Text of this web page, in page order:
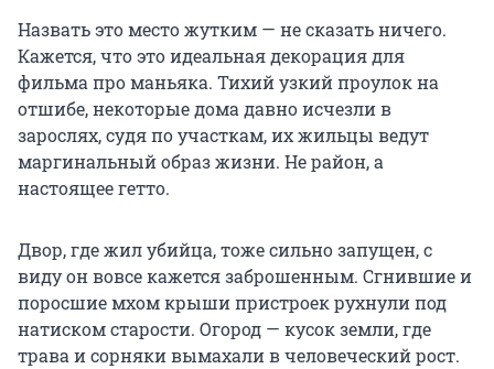
Назвать это место жутким — не сказать ничего.
Кажется, что это идеальная декорация для
фильма про маньяка. Тихий узкий проулок на
отшибе, некоторые дома давно исчезли в
зарослях, судя по участкам, их жильцы ведут
маргинальный образ жизни. Не район, а
настоящее гетто.
Двор, где жил убийца, тоже сильно запущен, с
виду он вовсе кажется заброшенным. Сгнившие и
поросшие мхом крыши пристроек рухнули под
натиском старости. Огород — кусок земли, где
трава и сорняки вымахали в человеческий рост.